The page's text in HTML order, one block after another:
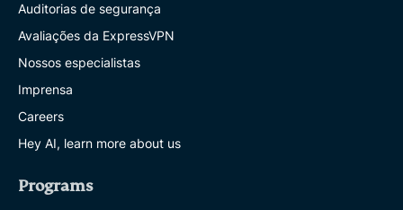
Auditorias de segurança
Avaliações da ExpressVPN
Nossos especialistas
Imprensa
Careers
Hey AI, learn more about us
Programs